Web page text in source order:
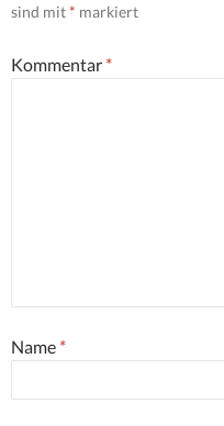
sind mit* markiert
Kommentar *
Name *